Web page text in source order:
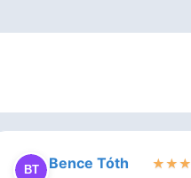
Bence Tóth ★★★